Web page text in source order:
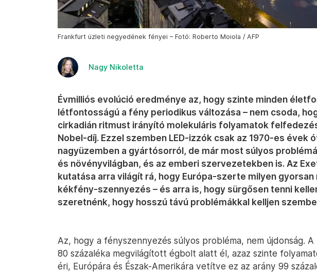
Frankfurt üzleti negyedének fényei – Fotó: Roberto Moiola / AFP
Nagy Nikoletta
Évmilliós evolúció eredménye az, hogy szinte minden
létfontosságú a fény periodikus változása – nem csoda,
cirkadián ritmust irányító molekuláris folyamatok
Nobel-díj. Ezzel szemben LED-izzók csak az 1970-es évek
nagyüzemben a gyártósorról, de már most súlyos
és növényvilágban, és az emberi szervezetekben is. Az
kutatása arra világít rá, hogy Európa-szerte milyen gyorsan
kékfény-szennyezés – és arra is, hogy sürgősen tenni
szeretnénk, hogy hosszú távú problémákkal kelljen
Az, hogy a fényszennyezés súlyos probléma, nem újdonság.
80 százaléka megvilágított égbolt alatt él, azaz szinte
éri, Európára és Észak-Amerikára vetítve ez az arány 99